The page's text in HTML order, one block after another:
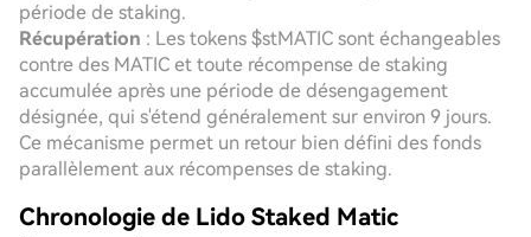
période de staking.
Récupération : Les tokens $stMATIC sont échangeables
contre des MATIC et toute récompense de staking
accumulée après une période de désengagement
désignée, qui s'étend généralement sur environ 9 jours.
Ce mécanisme permet un retour bien défini des fonds
parallèlement aux récompenses de staking.
Chronologie de Lido Staked Matic